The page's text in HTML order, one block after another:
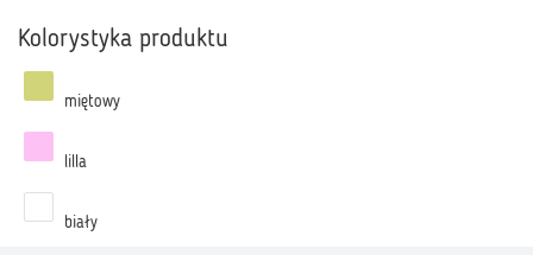
Kolorystyka produktu
miętowy
lilla
biały